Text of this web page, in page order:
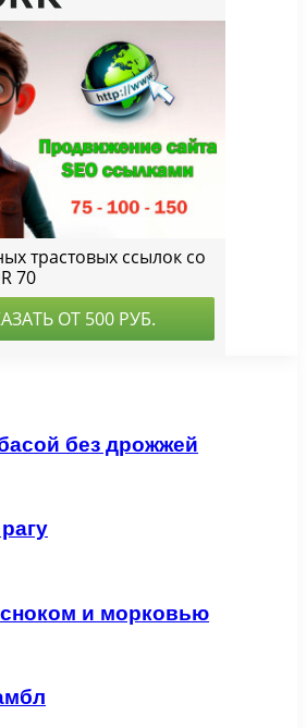
без дрожжей
и морковью